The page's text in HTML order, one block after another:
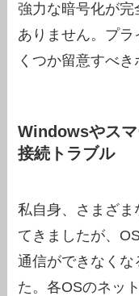
強力な暗号化が
ありません。プ
くつか留意すべき
Windowsやス
接続トラブル
私自身、さまざま
てきましたが、
通信ができなくな
た。各OSのネッ